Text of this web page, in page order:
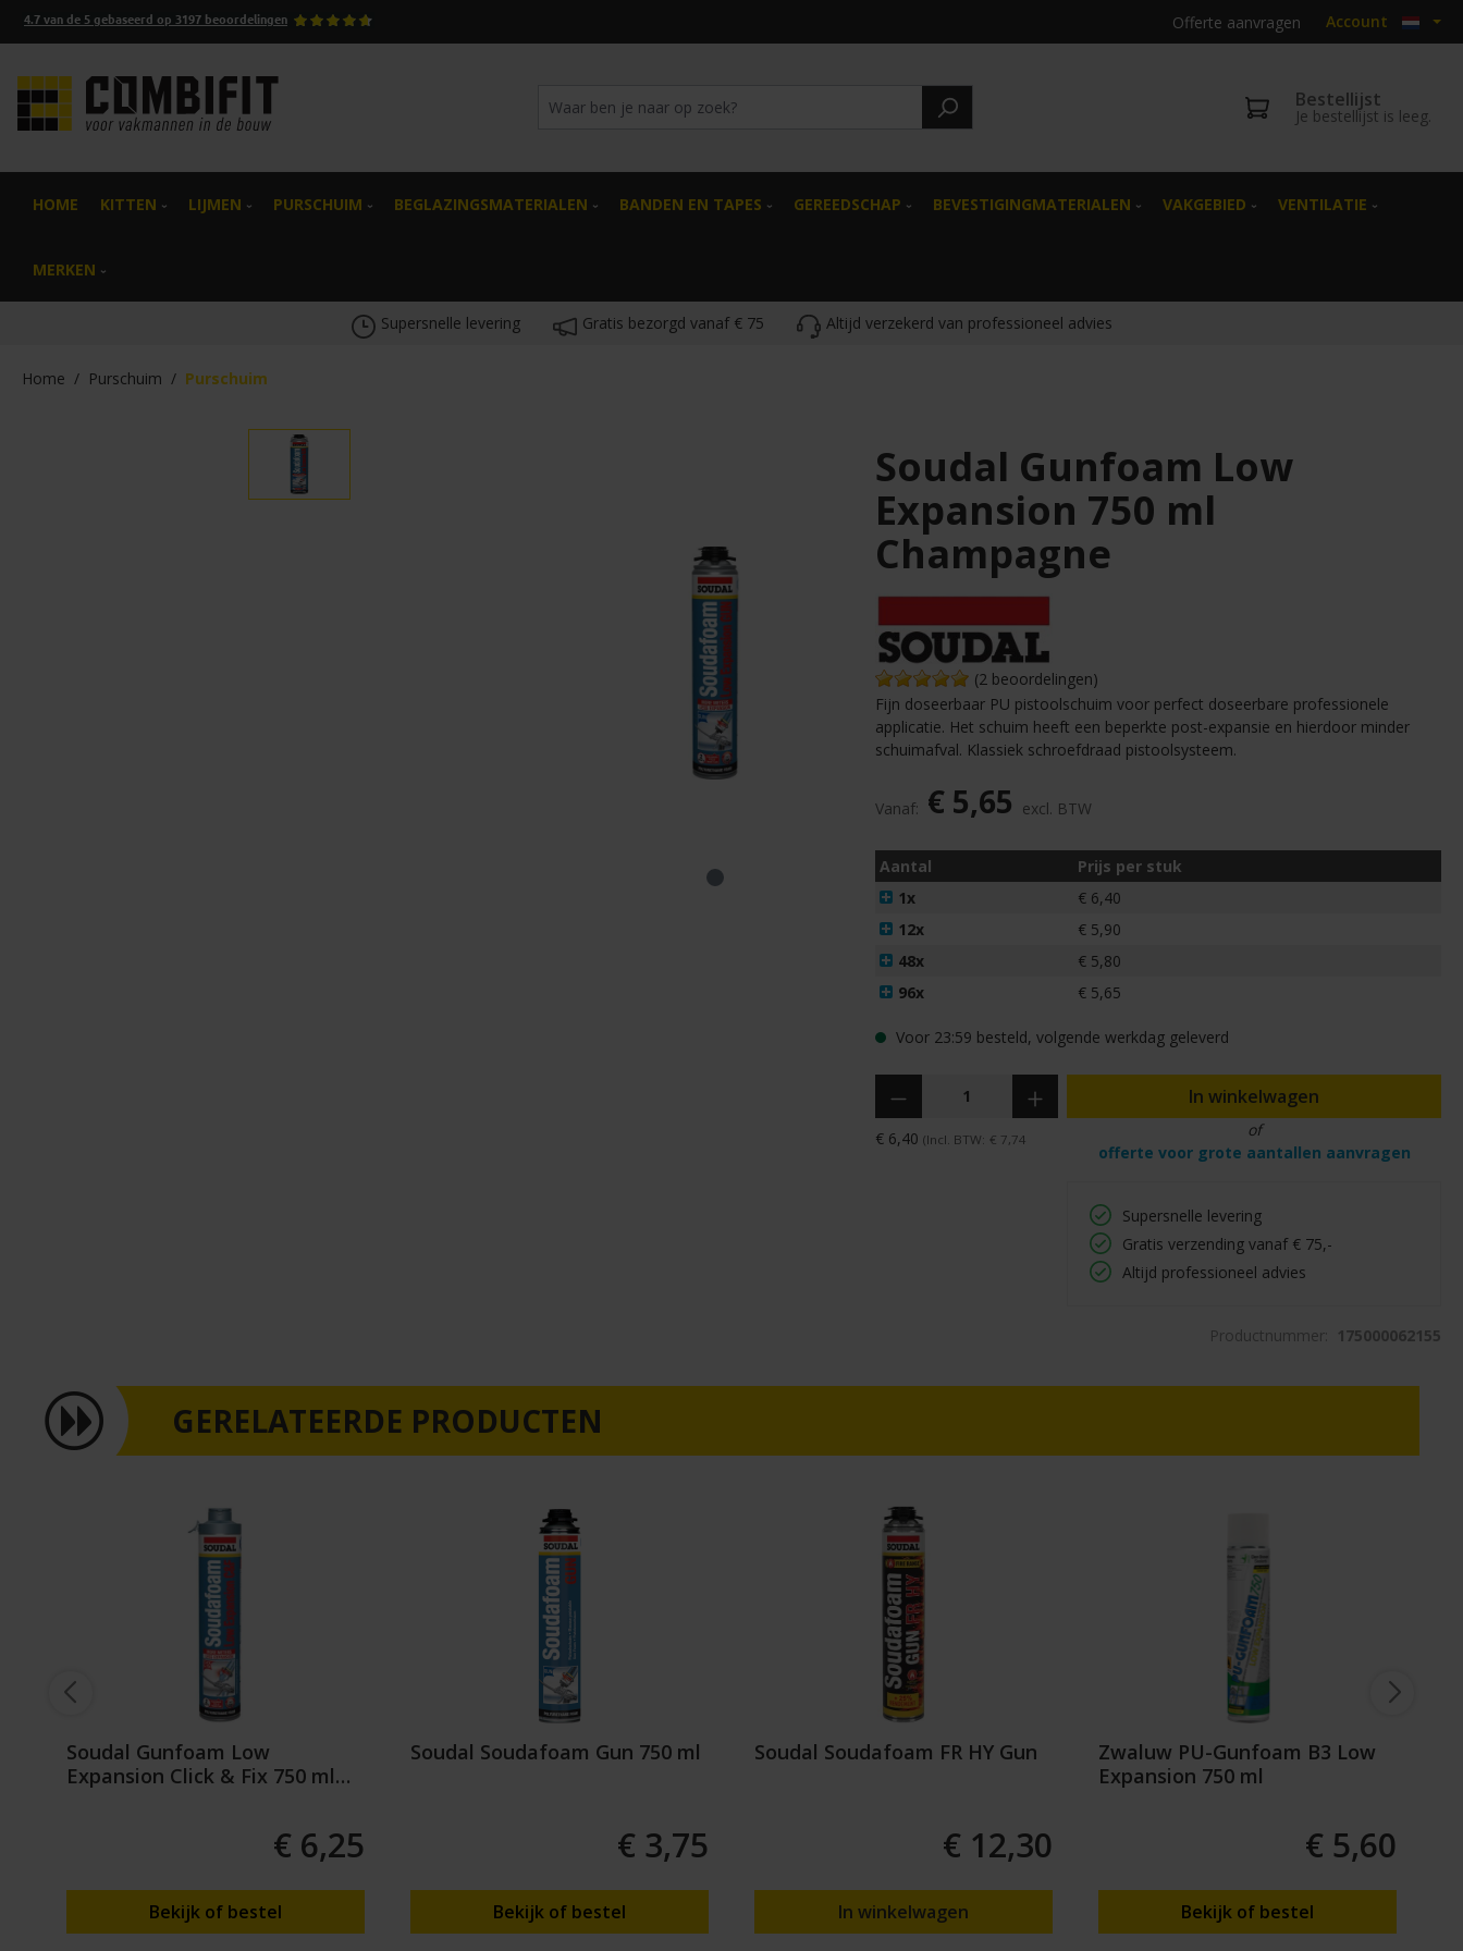
Ga naar de hoofdnavigatie
4.7 van de 5 gebaseerd op 3197 beoordelingen Offerte aanvragen Account
Bestellijst
Je bestellijst is leeg.
HOME KITTEN LIJMEN PURSCHUIM BEGLAZINGSMATERIALEN BANDEN EN TAPES GEREEDSCHAP BEVESTIGINGMATERIALEN VAKGEBIED VENTILATIE
MERKEN
Supersnelle levering Gratis bezorgd vanaf € 75 Altijd verzekerd van professioneel advies
Home / Purschuim / Purschuim
Soudal Gunfoam Low
Expansion 750 ml
Champagne
(2 beoordelingen)
Fijn doseerbaar PU pistoolschuim voor perfect doseerbare professionele
applicatie. Het schuim heeft een beperkte post-expansie en hierdoor minder
schuimafval. Klassiek schroefdraad pistoolsysteem.
Vanaf: € 5,65 excl. BTW
Aantal
Prijs per stuk
1x
€ 6,40
12x
€ 5,90
48x
€ 5,80
96x
€ 5,65
Voor 23:59 besteld, volgende werkdag geleverd
€ 6,40 (Incl. BTW: € 7,74
In winkelwagen
of
offerte voor grote aantallen aanvragen
Supersnelle levering
Gratis verzending vanaf € 75,-
Altijd professioneel advies
Productnummer: 175000062155
GERELATEERDE PRODUCTEN
Soudal Gunfoam Low
Expansion Click & Fix 750 ml
€ 6,25
Bekijk of bestel
Soudal Soudafoam Gun 750 ml
€ 3,75
Bekijk of bestel
Soudal Soudafoam FR HY Gun
€ 12,30
In winkelwagen
Zwaluw PU-Gunfoam B3 Low
Expansion 750 ml
€ 5,60
Bekijk of bestel